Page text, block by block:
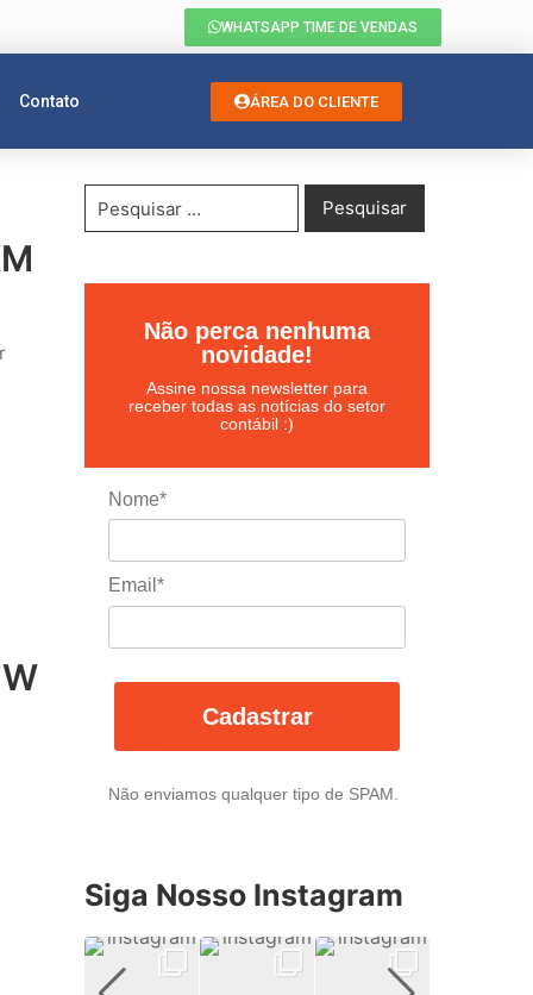
WHATSAPP TIME DE VENDAS
Contato ÁREA DO CLIENTE
Não perca nenhuma
novidade!
Assine nossa newsletter para
receber todas as notícias do setor
contábil :)
Nome*
Email*
Cadastrar
Não enviamos qualquer tipo de SPAM.
Siga Nosso Instagram